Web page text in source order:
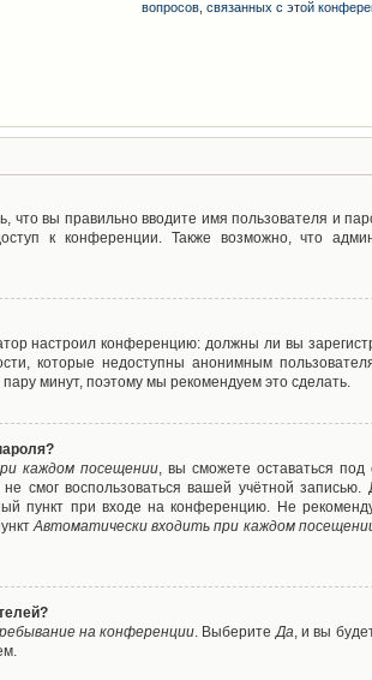
вопросов, связанных с этой
что вы правильно вводите имя пользователя и
к конференции. Также возможно, что
настроил конференцию: должны ли вы
которые недоступны анонимным
пару минут, поэтому мы рекомендуем это сделать.
каждом посещении, вы сможете оставаться
смог воспользоваться вашей учётной
пункт при входе на конференцию. Не
Автоматически входить при каждом
на конференции. ВыберитеДа, и вы